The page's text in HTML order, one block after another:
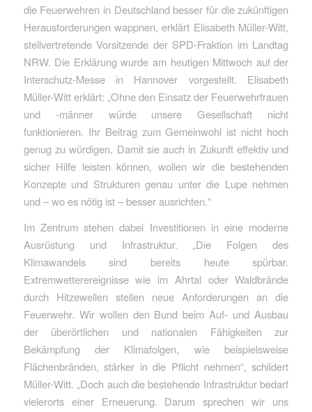
die Feuerwehren in Deutschland besser für die zukünftigen
Herausforderungen wappnen, erklärt Elisabeth Müller-Witt,
stellvertretende Vorsitzende der SPD-Fraktion im Landtag
NRW. Die Erklärung wurde am heutigen Mittwoch auf der
Interschutz-Messe in Hannover vorgestellt. Elisabeth
Müller-Witt erklärt: „Ohne den Einsatz der Feuerwehrfrauen
und -männer würde unsere Gesellschaft nicht
funktionieren. Ihr Beitrag zum Gemeinwohl ist nicht hoch
genug zu würdigen. Damit sie auch in Zukunft effektiv und
sicher Hilfe leisten können, wollen wir die bestehenden
Konzepte und Strukturen genau unter die Lupe nehmen
und – wo es nötig ist – besser ausrichten.“
Im Zentrum stehen dabei Investitionen in eine moderne
Ausrüstung und Infrastruktur. „Die Folgen des
Klimawandels sind bereits heute spürbar.
Extremwetterereignisse wie im Ahrtal oder Waldbrände
durch Hitzewellen stellen neue Anforderungen an die
Feuerwehr. Wir wollen den Bund beim Auf- und Ausbau
der überörtlichen und nationalen Fähigkeiten zur
Bekämpfung der Klimafolgen, wie beispielsweise
Flächenbränden, stärker in die Pflicht nehmen“, schildert
Müller-Witt. „Doch auch die bestehende Infrastruktur bedarf
vielerorts einer Erneuerung. Darum sprechen wir uns